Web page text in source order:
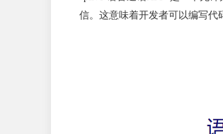
信。这意味着开发者可以编写代